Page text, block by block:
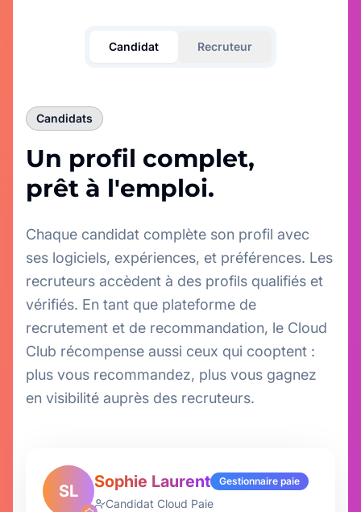
Candidat Recruteur
Candidats
Un profil complet,
prêt à l'emploi.
Chaque candidat complète son profil avec
ses logiciels, expériences, et préférences. Les
recruteurs accèdent à des profils qualifiés et
vérifiés. En tant que plateforme de
recrutement et de recommandation, le Cloud
Club récompense aussi ceux qui cooptent :
plus vous recommandez, plus vous gagnez
en visibilité auprès des recruteurs.
SL Sophie Laurent Gestionnaire paie
Candidat Cloud Paie